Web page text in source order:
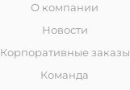
О компании
Новости
Корпоративные заказы
Команда